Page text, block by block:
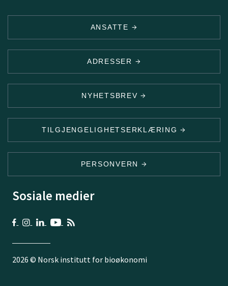
ANSATTE
ADRESSER
NYHETSBREV
TILGJENGELIGHETSERKLÆRING
PERSONVERN
Sosiale medier
2026 © Norsk institutt for bioøkonomi